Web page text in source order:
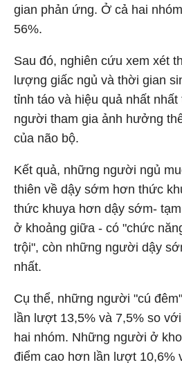
gian phản ứng. Ở cả hai
56%.
Sau đó, nghiên cứu xem xét
lượng giấc ngủ và thời gian
tỉnh táo và hiệu quả nhất
người tham gia ảnh hưởng
của não bộ.
Kết quả, những người ngủ
thiên về dậy sớm hơn thức
thức khuya hơn dậy sớm-
ở khoảng giữa - có "chức
trội", còn những người dậy
nhất.
Cụ thể, những người "cú
lần lượt 13,5% và 7,5% so
hai nhóm. Những người ở
điểm cao hơn lần lượt 10,6%